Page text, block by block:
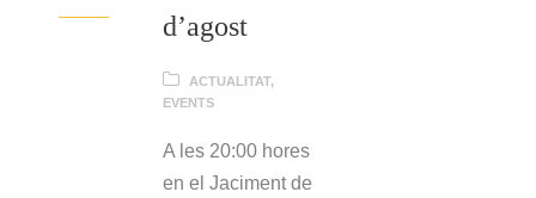
d’agost
ACTUALITAT,
EVENTS
A les 20:00 hores
en el Jaciment de